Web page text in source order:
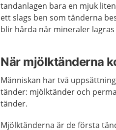
tandanlagen bara en mjuk
ett slags ben som tänderna
blir hårda när mineraler lagras
När mjölktänderna
Människan har två
tänder: mjölktänder och
tänder.
Mjölktänderna är de första